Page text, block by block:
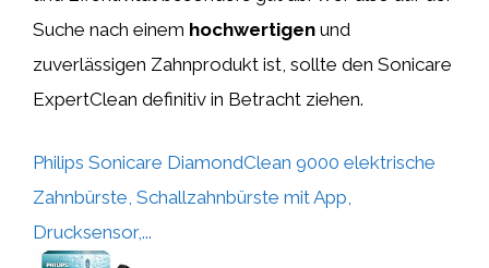
Suche nach einem hochwertigen und
zuverlässigen Zahnprodukt ist, sollte den Sonicare
ExpertClean definitiv in Betracht ziehen.
Philips Sonicare DiamondClean 9000 elektrische
Zahnbürste, Schallzahnbürste mit App,
Drucksensor,...